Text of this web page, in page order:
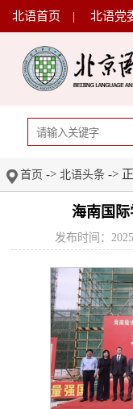
北语首页 | 北语党
首页 -> 北语头条 ->
海南国
发布时间：